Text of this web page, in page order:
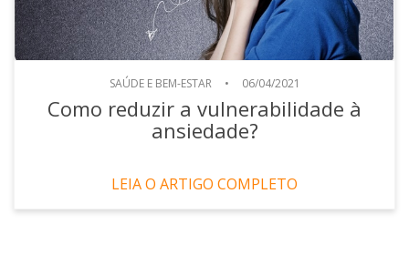
SAÚDE E BEM-ESTAR • 06/04/2021
Como reduzir a vulnerabilidade à
ansiedade?
LEIA O ARTIGO COMPLETO